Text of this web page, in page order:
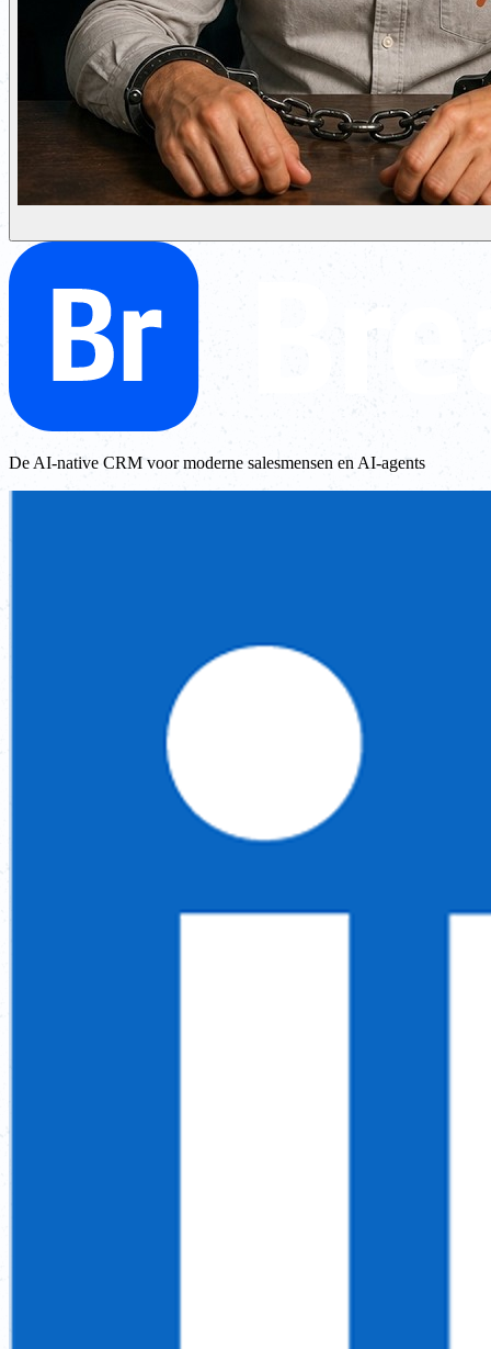
De AI-native CRM voor moderne salesmensen en AI-agents